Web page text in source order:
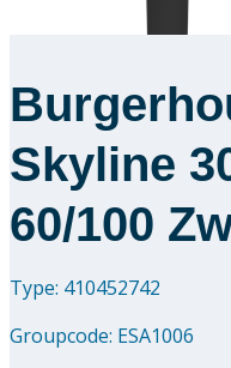
Skyline
60/100
Type: 410452742
Groupcode: ESA1006